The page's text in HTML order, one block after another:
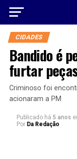
CIDADES
Bandido é
furtar
Criminoso foi
acionaram a PM
Publicado há 5 anos
Por Da Redação